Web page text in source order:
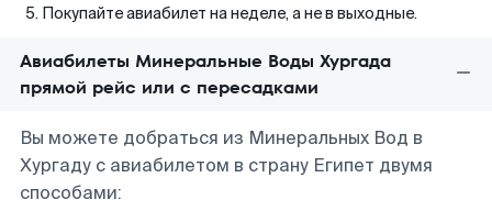
Покупайте авиабилет на неделе, а не в выходные.
Авиабилеты Минеральные Воды Хургада
прямой рейс или с пересадками
Вы можете добраться из Минеральных Вод в
Хургаду с авиабилетом в страну Египет двумя
способами: